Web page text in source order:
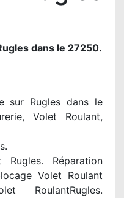
dans le 27250.
sur Rugles dans le
Volet Roulant,
Rugles. Réparation
Volet Roulant
RoulantRugles.